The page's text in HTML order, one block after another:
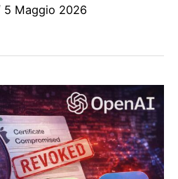
5 Maggio 2026